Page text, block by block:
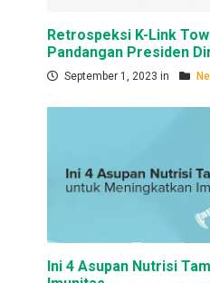
Retrospeksi K-Link
Pandangan Presiden
September 1, 2023 in
Ini 4 Asupan Nutrisi